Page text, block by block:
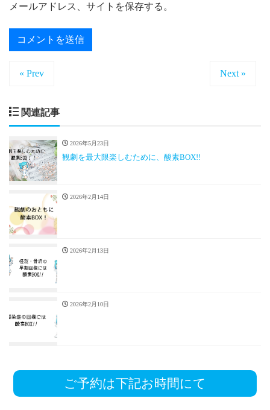
メールアドレス、サイトを保存する。
« Prev Next »
関連記事
2026年5月23日
観劇を最大限楽しむために、酸素BOX!!
2026年2月14日
2026年2月13日
2026年2月10日
ご予約は下記お時間にて